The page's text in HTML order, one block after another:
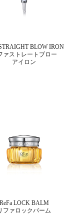
BLOW IRON
ァストレートブロー
アイロン
ReFa LOCK BALM
ファロックバーム